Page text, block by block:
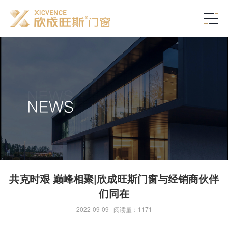
共克时艰 巅峰相聚|欣成旺斯门窗与经销商伙伴
们同在
2022-09-09 | 阅读量：1171